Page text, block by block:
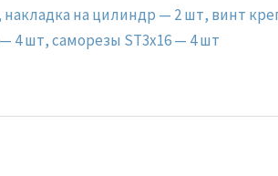
накладка на цилиндр — 2 шт, винт
4 шт, саморезы ST3x16 — 4 шт